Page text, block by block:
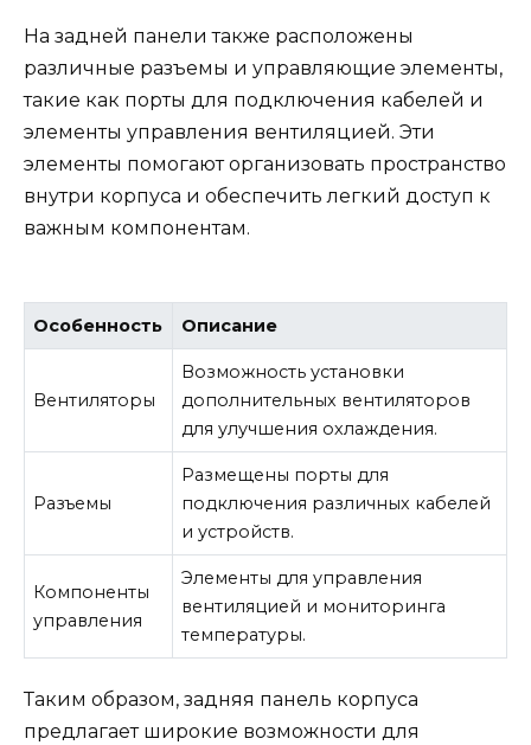
На задней панели также расположены
различные разъемы и управляющие элементы,
такие как порты для подключения кабелей и
элементы управления вентиляцией. Эти
элементы помогают организовать пространство
внутри корпуса и обеспечить легкий доступ к
важным компонентам.
Особенность Описание
Вентиляторы
Возможность установки
дополнительных вентиляторов
для улучшения охлаждения.
Разъемы
Размещены порты для
подключения различных кабелей
и устройств.
Компоненты
управления
Элементы для управления
вентиляцией и мониторинга
температуры.
Таким образом, задняя панель корпуса
предлагает широкие возможности для